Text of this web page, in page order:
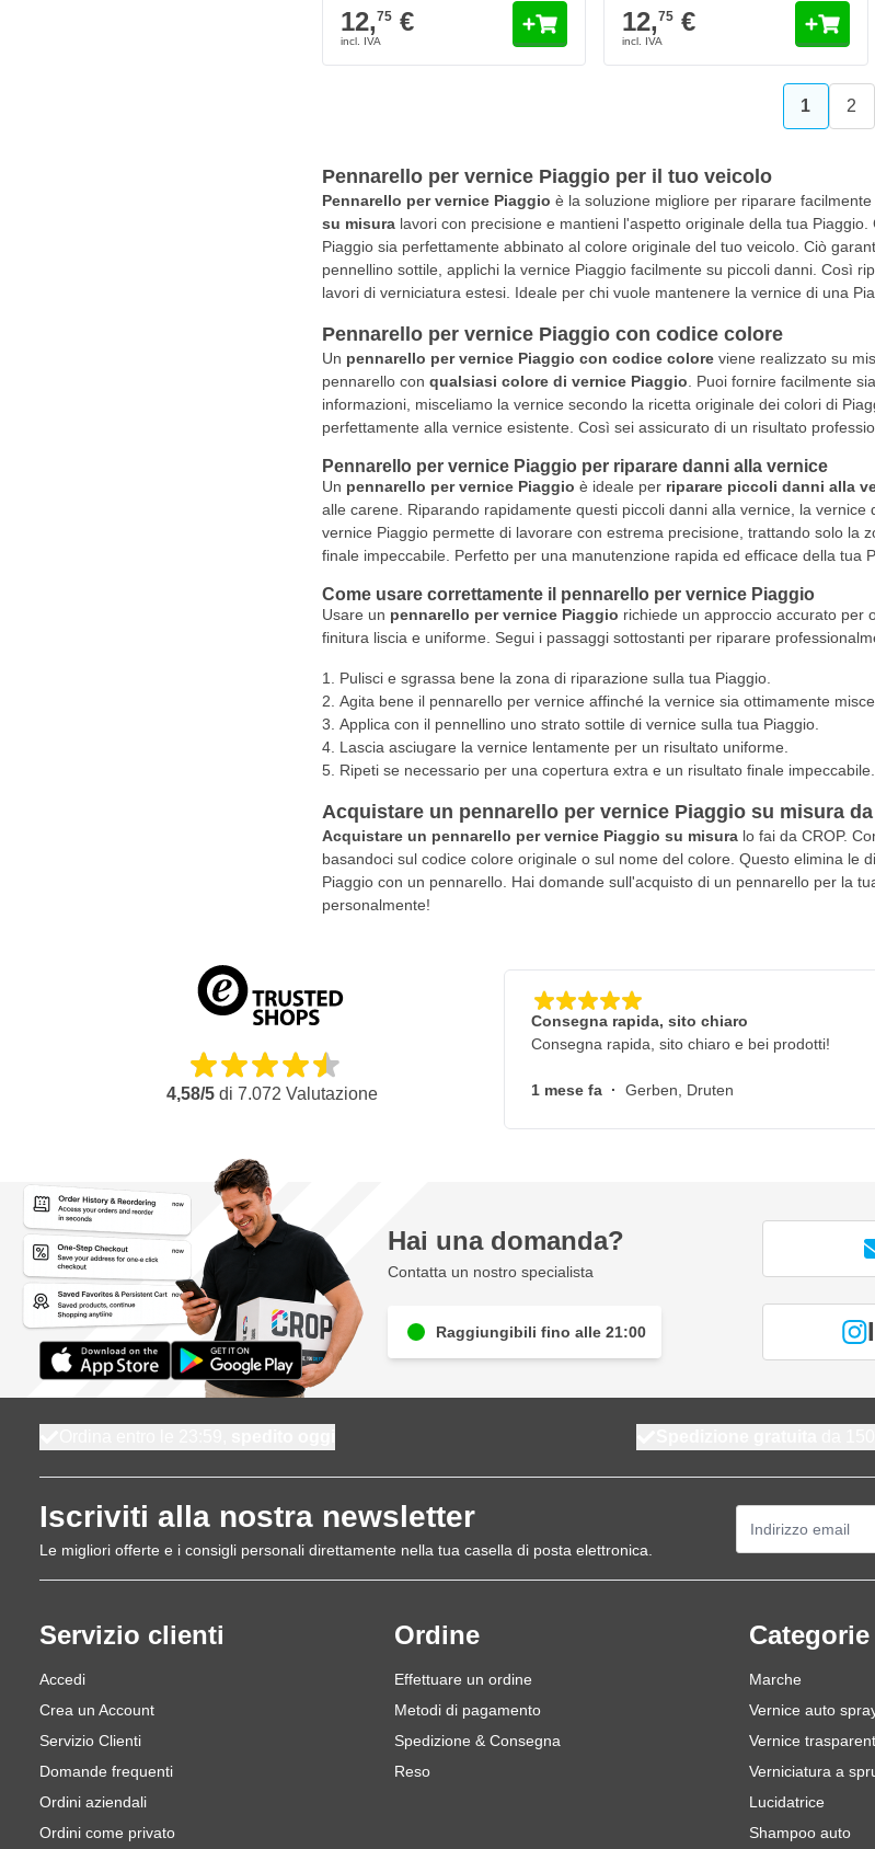
12,75€ 12,75 €
1 2
Pennarello per vernice Piaggio per il tuo veicolo
Pennarello per vernice Piaggio è la soluzione migliore per riparare facilmente
su misuralavori con precisione e mantieni l'aspetto originale della tua
Piaggio sia perfettamente abbinato al colore originale del tuo veicolo. Ciò
pennellino sottile, applichi la vernice Piaggio facilmente su piccoli danni. Così
lavori di verniciatura estesi. Ideale per chi vuole mantenere la vernice di una
Pennarello per vernice Piaggio con codice colore
Un pennarello per vernice Piaggio con codice coloreviene realizzato su
pennarello con qualsiasi colore di vernice Piaggio . Puoi fornire facilmente
informazioni, misceliamo la vernice secondo la ricetta originale dei colori di
perfettamente alla vernice esistente. Così sei assicurato di un risultato
Pennarello per vernice Piaggio per riparare danni alla vernice
Un pennarello per vernice Piaggio è ideale per riparare piccoli danni alla
alle carene. Riparando rapidamente questi piccoli danni alla vernice, la
vernice Piaggio permette di lavorare con estrema precisione, trattando solo
finale impeccabile. Perfetto per una manutenzione rapida ed efficace della tua
Come usare correttamente il pennarello per vernice Piaggio
Usare un pennarello per vernice Piaggio richiede un approccio accurato per
finitura liscia e uniforme. Segui i passaggi sottostanti per riparare
Pulisci e sgrassa bene la zona di riparazione sulla tua Piaggio.
Agita bene il pennarello per vernice affinché la vernice sia ottimamente
Applica con il pennellino uno strato sottile di vernice sulla tua Piaggio.
Lascia asciugare la vernice lentamente per un risultato uniforme.
Ripeti se necessario per una copertura extra e un risultato finale impeccabile.
Acquistare un pennarello per vernice Piaggio su misura da
Acquistare un pennarello per vernice Piaggio su misuralo fai da CROP.
basandoci sul codice colore originale o sul nome del colore. Questo elimina
Piaggio con un pennarello. Hai domande sull'acquisto di un pennarello per la
personalmente!
4,58/5di 7.072 Valutazione
Consegna rapida, sito chiaro
Consegna rapida, sito chiaro e bei prodotti!
1 mese fa · Gerben, Druten
Hai una domanda?
Contatta un nostro specialista
Raggiungibili fino alle 21:00
Iscriviti alla nostra newsletter
Le migliori offerte e i consigli personali direttamente nella tua casella di posta elettronica.
Servizio clienti
Accedi
Crea un Account
Servizio Clienti
Domande frequenti
Ordini aziendali
Ordini come privato
Ordine
Effettuare un ordine
Metodi di pagamento
Spedizione & Consegna
Reso
Marche
Vernice auto
Vernice
Verniciatura a
Lucidatrice
Shampoo auto